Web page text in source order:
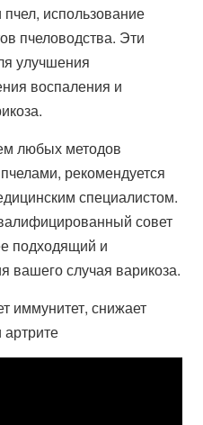
использование
пчеловодства. Эти
улучшения
воспаления и
любых методов
рекомендуется
специалистом.
совет
подходящий и
вашего случая варикоза.
иммунитет, снижает
артрите